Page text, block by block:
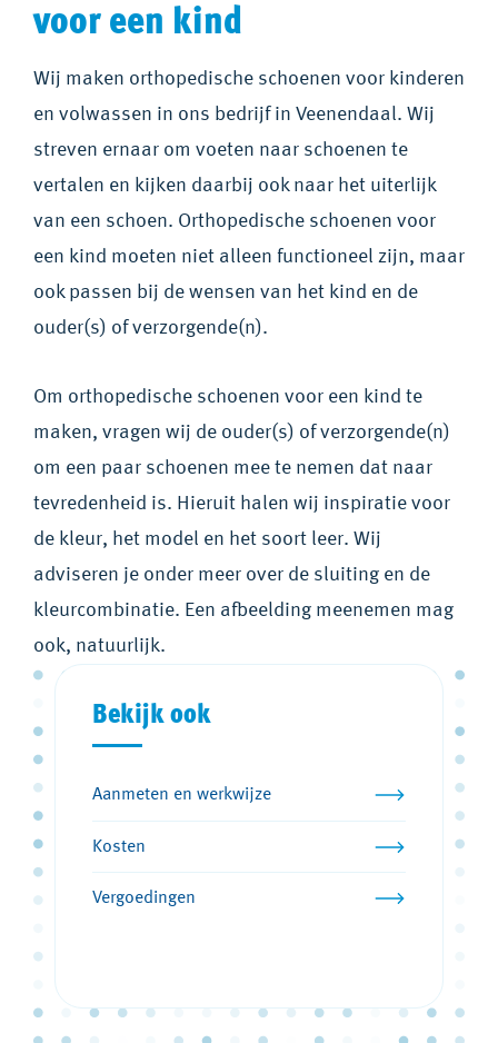
voor een kind
Wij maken orthopedische schoenen voor kinderen
en volwassen in ons bedrijf in Veenendaal. Wij
streven ernaar om voeten naar schoenen te
vertalen en kijken daarbij ook naar het uiterlijk
van een schoen. Orthopedische schoenen voor
een kind moeten niet alleen functioneel zijn, maar
ook passen bij de wensen van het kind en de
ouder(s) of verzorgende(n).
Om orthopedische schoenen voor een kind te
maken, vragen wij de ouder(s) of verzorgende(n)
om een paar schoenen mee te nemen dat naar
tevredenheid is. Hieruit halen wij inspiratie voor
de kleur, het model en het soort leer. Wij
adviseren je onder meer over de sluiting en de
kleurcombinatie. Een afbeelding meenemen mag
ook, natuurlijk.
Bekijk ook
Aanmeten en werkwijze
Kosten
Vergoedingen